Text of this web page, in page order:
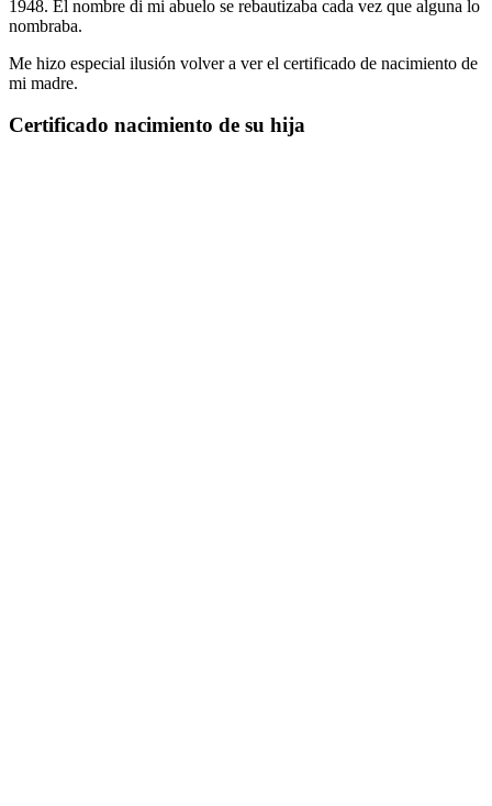
1948. El nombre di mi abuelo se rebautizaba cada vez que alguna lo
nombraba.
Me hizo especial ilusión volver a ver el certificado de nacimiento de
mi madre.
Certificado nacimiento de su hija